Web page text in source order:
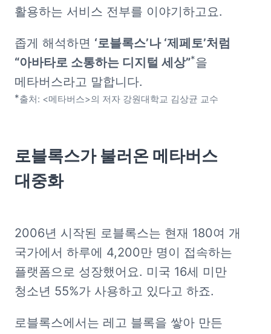
활용하는 서비스 전부를 이야기하고요.
좁게 해석하면 ‘로블록스’나 ‘제페토’처럼
“아바타로 소통하는 디지털 세상”*을
*출처: <메타버스>의 저자 강원대학교 김상균 교수
로블록스가 불러온 메타버스
대중화
2006년 시작된 로블록스는 현재 180여 개
국가에서 하루에 4,200만 명이 접속하는
플랫폼으로 성장했어요. 미국 16세 미만
청소년 55%가 사용하고 있다고 하죠.
로블록스에서는 레고 블록을 쌓아 만든